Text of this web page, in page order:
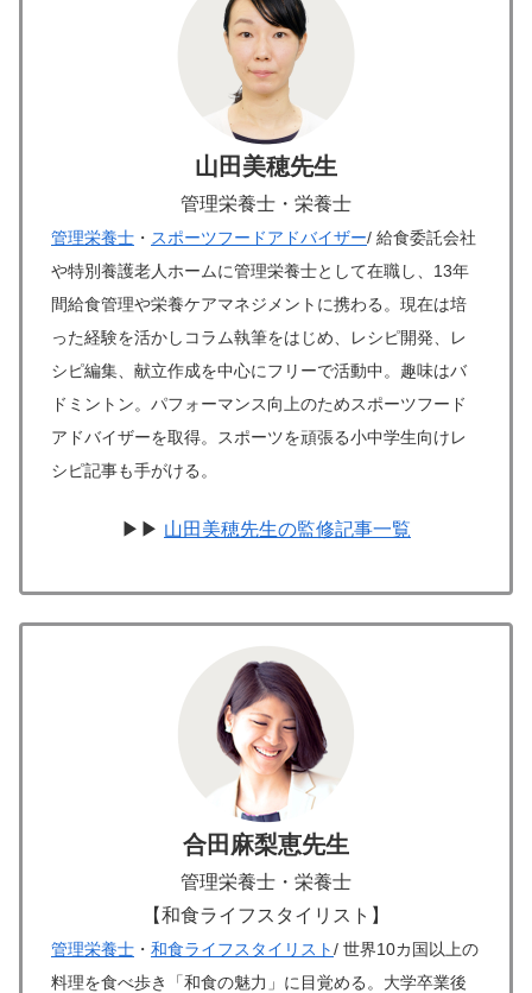
山田美穂先生
管理栄養士・栄養士
管理栄養士 ・ スポーツフードアドバイザー/ 給食委託会社
や特別養護老人ホームに管理栄養士として在職し、13年
間給食管理や栄養ケアマネジメントに携わる。現在は培
った経験を活かしコラム執筆をはじめ、レシピ開発、レ
シピ編集、献立作成を中心にフリーで活動中。趣味はバ
ドミントン。パフォーマンス向上のためスポーツフード
アドバイザーを取得。スポーツを頑張る小中学生向けレ
シピ記事も手がける。
▶▶ 山田美穂先生の監修記事一覧
合田麻梨恵先生
管理栄養士・栄養士
【和食ライフスタイリスト】
管理栄養士 ・ 和食ライフスタイリスト/ 世界10カ国以上の
料理を食べ歩き「和食の魅力」に目覚める。大学卒業後